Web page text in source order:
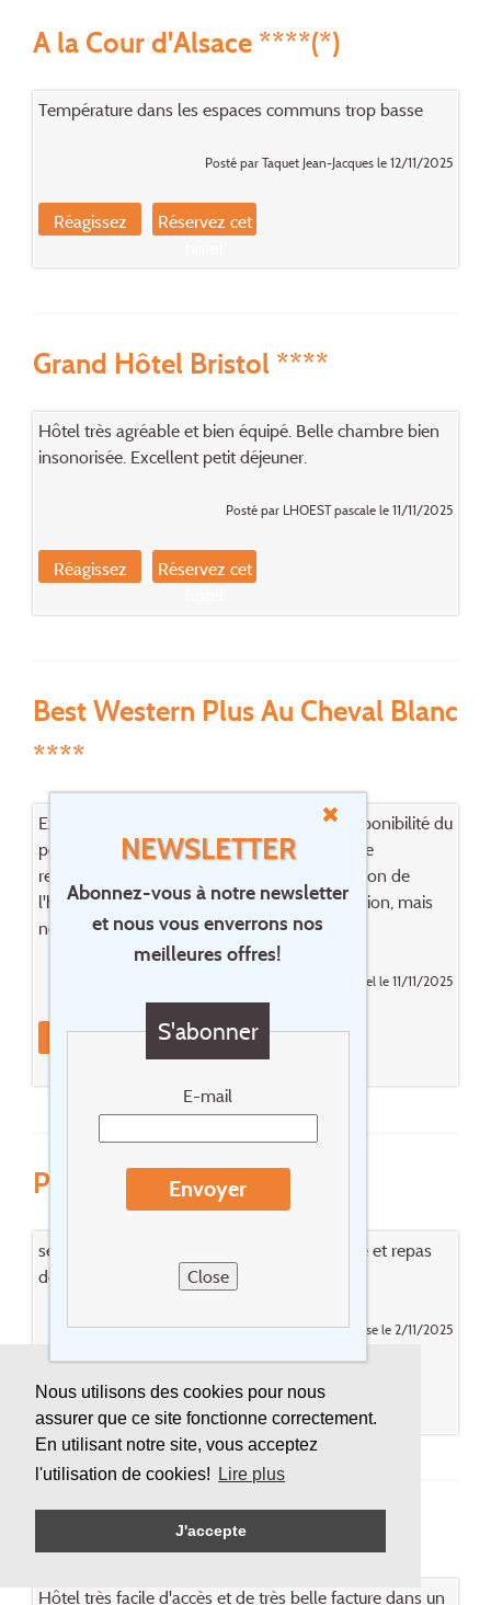
Nous utilisons des cookies pour nous
assurer que ce site fonctionne correctement.
En utilisant notre site, vous acceptez
l'utilisation de cookies!
Lire plus
J'accepte
NEWSLETTER
Abonnez-vous à notre newsletter
et nous vous enverrons nos
meilleures offres!
S'abonner
E-mail
Envoyer
Close
A la Cour d'Alsace ****(*)
Température dans les espaces communs trop basse
Posté par Taquet Jean-Jacques le 12/11/2025
Réagissez
Réservez cet
Grand Hôtel Bristol ****
Hôtel très agréable et bien équipé. Belle chambre bien
insonorisée. Excellent petit déjeuner.
Posté par LHOEST pascale le 11/11/2025
Réagissez
Réservez cet
Best Western Plus Au Cheval Blanc
****
Excellent accueil. Propreté exemplaire et disponibilité du
personnel aussi bien à l'accueil, qu'en salle de
restauration et dans les étages. Bonne situation de
l'hôtel à proximité de grands axes de circulation, mais
néanmoins très calme. A recommander.
Posté par CORDIER Daniel le 11/11/2025
Réservez cet
hôtel
Parc Hôtel & Spa ***(*)
sejour tres agreable -personnel tres agréable et repas
delicieux.
Posté par heck jose le 2/11/2025
Réagissez
Réservez cet
hôtel
Grand Hôtel Bristol ****
Hôtel très facile d'accès et de très belle facture dans un